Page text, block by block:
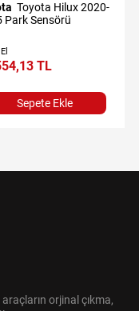
Park Sensörü
TL
Sepete Ekle
orjinal çıkma,